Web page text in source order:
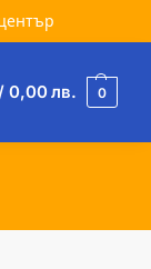
0,00лв. 0